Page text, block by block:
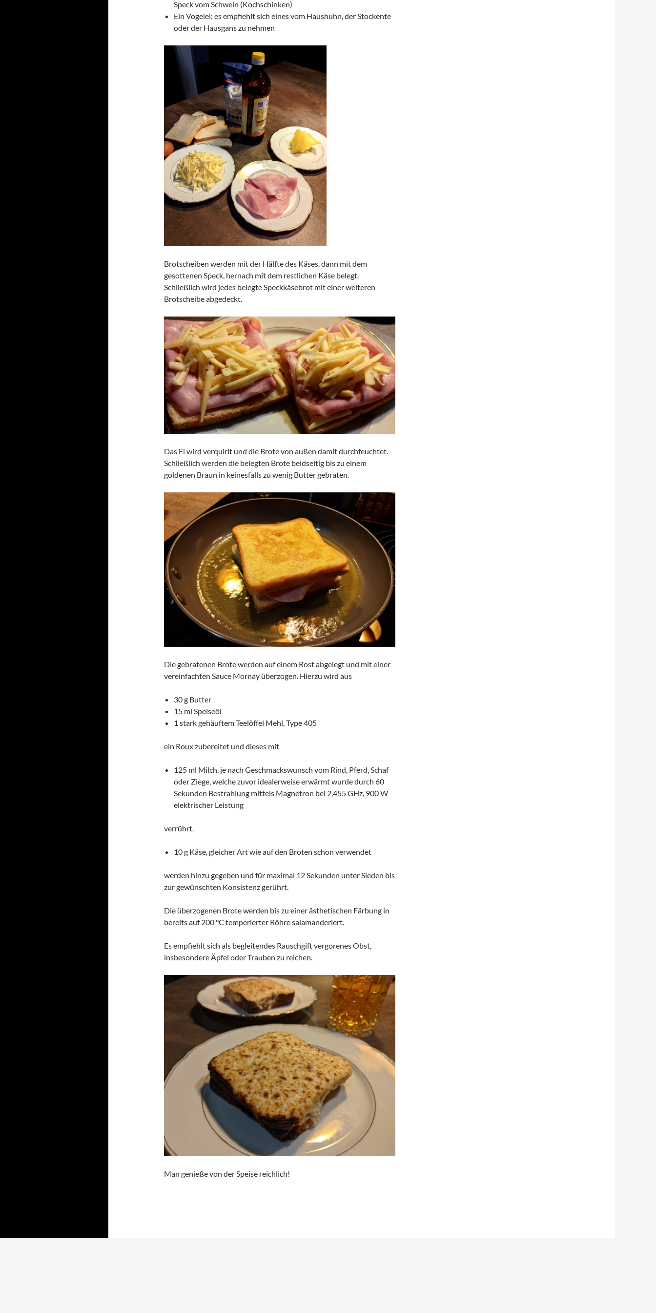
Speck vom Schwein (Kochschinken)
Ein Vogelei; es empfiehlt sich eines vom Haushuhn, der Stockente
oder der Hausgans zu nehmen
Brotscheiben werden mit der Hälfte des Käses, dann mit dem
gesottenen Speck, hernach mit dem restlichen Käse belegt.
Schließlich wird jedes belegte Speckkäsebrot mit einer weiteren
Brotscheibe abgedeckt.
Das Ei wird verquirlt und die Brote von außen damit durchfeuchtet.
Schließlich werden die belegten Brote beidseitig bis zu einem
goldenen Braun in keinesfalls zu wenig Butter gebraten.
Die gebratenen Brote werden auf einem Rost abgelegt und mit einer
vereinfachten Sauce Mornay überzogen. Hierzu wird aus
30 g Butter
15 ml Speiseöl
1 stark gehäuftem Teelöffel Mehl, Type 405
ein Roux zubereitet und dieses mit
125 ml Milch, je nach Geschmackswunsch vom Rind, Pferd, Schaf
oder Ziege, welche zuvor idealerweise erwärmt wurde durch 60
Sekunden Bestrahlung mittels Magnetron bei 2,455 GHz, 900 W
elektrischer Leistung
verrührt.
10 g Käse, gleicher Art wie auf den Broten schon verwendet
werden hinzu gegeben und für maximal 12 Sekunden unter Sieden bis
zur gewünschten Konsistenz gerührt.
Die überzogenen Brote werden bis zu einer ästhetischen Färbung in
bereits auf 200 °C temperierter Röhre salamanderiert.
Es empfiehlt sich als begleitendes Rauschgift vergorenes Obst,
insbesondere Äpfel oder Trauben zu reichen.
Man genieße von der Speise reichlich!